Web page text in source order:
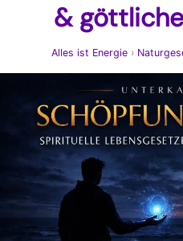
&
Alles ist Energie›